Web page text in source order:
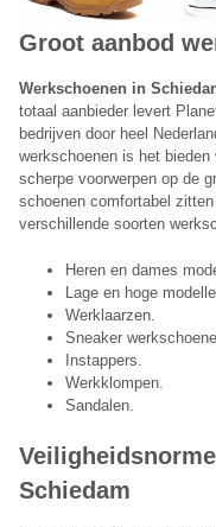
Groot aanbod
Werkschoenen in
totaal aanbieder levert
bedrijven door heel
werkschoenen is het
scherpe voorwerpen op de
schoenen comfortabel
verschillende soorten
Heren en dames
Lage en hoge
Werklaarzen.
Sneaker
Instappers.
Werkklompen.
Sandalen.
Schiedam